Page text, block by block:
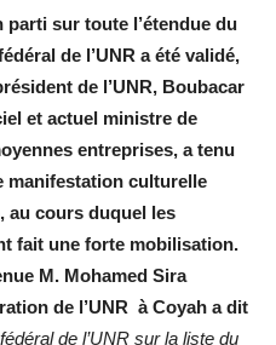
parti sur toute l’étendue du
de l’UNR a été validé,
de l’UNR, Boubacar
et actuel ministre de
entreprises, a tenu
manifestation culturelle
au cours duquel les
fait une forte mobilisation.
M. Mohamed Sira
de l’UNR à Coyah a dit
de l’UNR sur la liste du